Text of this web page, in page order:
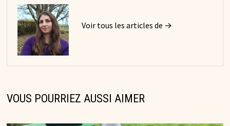
Voir tous les articles de →
VOUS POURRIEZ AUSSI AIMER